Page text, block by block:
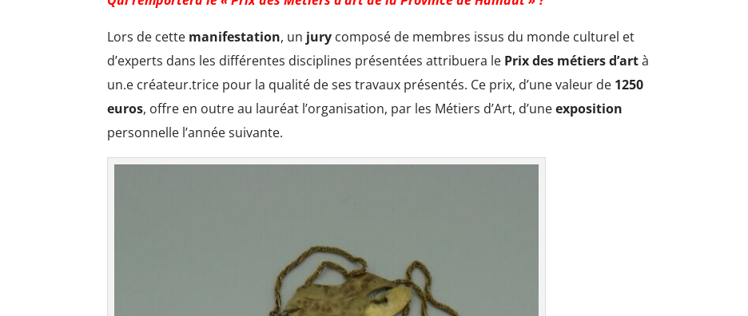
Lors de cette manifestation, un jury composé de membres issus du monde culturel et
d’experts dans les différentes disciplines présentées attribuera le Prix des métiers d’artà
un.e créateur.trice pour la qualité de ses travaux présentés. Ce prix, d’une valeur de 1250
euros, offre en outre au lauréat l’organisation, par les Métiers d’Art, d’uneexposition
personnelle l’année suivante.